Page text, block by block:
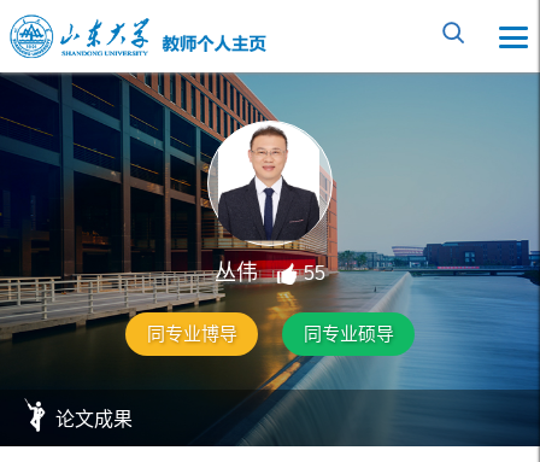
丛伟 55
同专业博导 同专业硕导
论文成果